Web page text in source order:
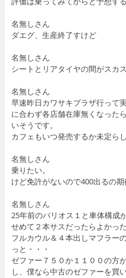
名無しさん
ダエグ、生産終了すけど
名無しさん
シートとリアタイヤの間がスカ
名無しさん
早速昨日カワサキプラザ行って
に合わず各店舗在庫無くなった
いそうです。
カフェもいつ発売するか未定らし
名無しさん
乗りたい。
けど免許がないので400出るの期
名無しさん
25年前のバリオス１と車体構成
せめて２本サスだったらよかった
フルカウル＆４本出しマフラー
っと・・・
ゼファー７５０か１１００の方
し、僕なら中古のゼファーを買い